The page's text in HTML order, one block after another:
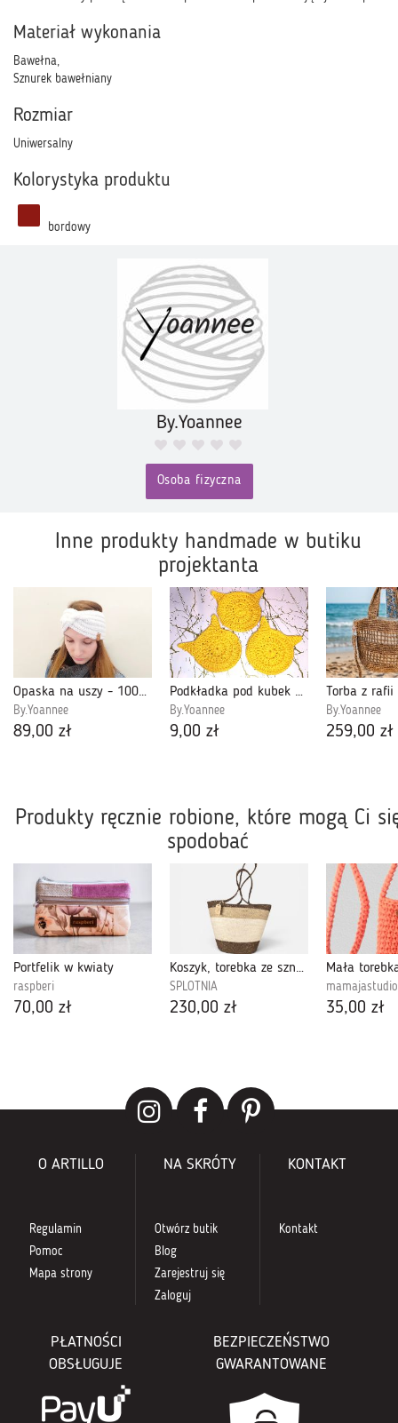
Materiał wykonania
Bawełna,
Sznurek bawełniany
Rozmiar
Uniwersalny
Kolorystyka produktu
bordowy
By.Yoannee
Osoba fizyczna
Inne produkty handmade w butiku
projektanta
Opaska na uszy - 100% Wełna
By.Yoannee
89,00 zł
Podkładka pod kubek Kot
By.Yoannee
9,00 zł
By.Yoannee
259,00 zł
Produkty ręcznie robione, które mogą Ci
spodobać
Portfelik w kwiaty
raspberi
70,00 zł
Koszyk, torebka ze sznurka BEŻOWY
SPLOTNIA
230,00 zł
mamajastudio
35,00 zł
O ARTILLO
Regulamin
Pomoc
Mapa strony
NA SKRÓTY
Otwórz butik
Blog
Zarejestruj się
Zaloguj
KONTAKT
Kontakt
PŁATNOŚCI
OBSŁUGUJE
BEZPIECZEŃSTWO
GWARANTOWANE